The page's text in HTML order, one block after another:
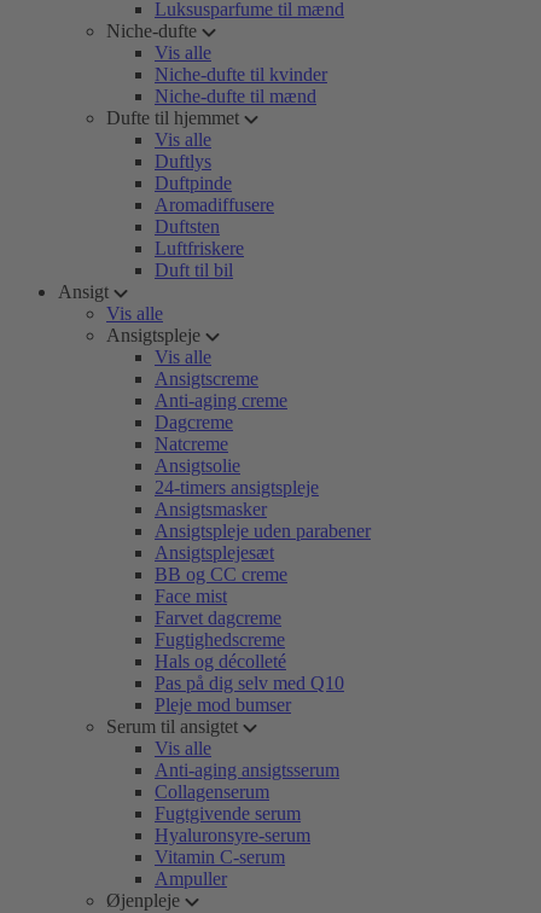
Luksusparfume til mænd
Niche-dufte
Vis alle
Niche-dufte til kvinder
Niche-dufte til mænd
Dufte til hjemmet
Vis alle
Duftlys
Duftpinde
Aromadiffusere
Duftsten
Luftfriskere
Duft til bil
Ansigt
Vis alle
Ansigtspleje
Vis alle
Ansigtscreme
Anti-aging creme
Dagcreme
Natcreme
Ansigtsolie
24-timers ansigtspleje
Ansigtsmasker
Ansigtspleje uden parabener
Ansigtsplejesæt
BB og CC creme
Face mist
Farvet dagcreme
Fugtighedscreme
Hals og décolleté
Pas på dig selv med Q10
Pleje mod bumser
Serum til ansigtet
Vis alle
Anti-aging ansigtsserum
Collagenserum
Fugtgivende serum
Hyaluronsyre-serum
Vitamin C-serum
Ampuller
Øjenpleje